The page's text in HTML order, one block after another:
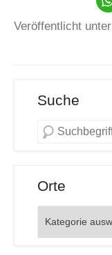
Veröffentlicht unter
Suche
Orte